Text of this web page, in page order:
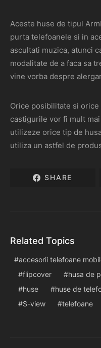
Aceste huse de tipul
purta telefoanele si in
ascultati muzica, atunci
modalitate de a faca sa
vine vorba despre
Orice posibilitate si
castigurile vor fi mult
utilizeze orice tip de
utiliza un astfel de
SHARE
Related Topics
accesorii telefoane
flipcover
husa de
huse
huse de
S-view
telefoane